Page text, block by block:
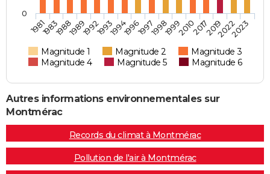
Magnitude 1 Magnitude 2
Magnitude 3
Magnitude 4
Magnitude 5 Magnitude 6
1981198319881989199219931994199619971998199920102017201920222023
0
Autres informations environnementales sur
Montmérac
Records du climat à Montmérac
Pollution de l'air à Montmérac